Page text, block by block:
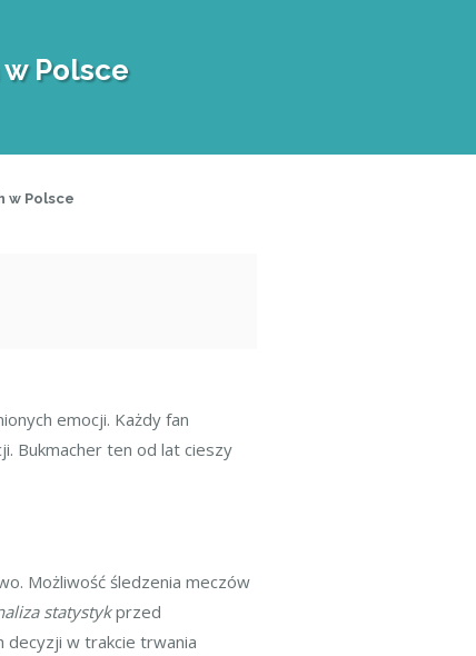
Polsce
w Polsce
emocji. Każdy fan
Bukmacher ten od lat cieszy
Możliwość śledzenia meczów
statystykprzed
w trakcie trwania